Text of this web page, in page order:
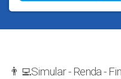
👨‍💻Simular - Renda -